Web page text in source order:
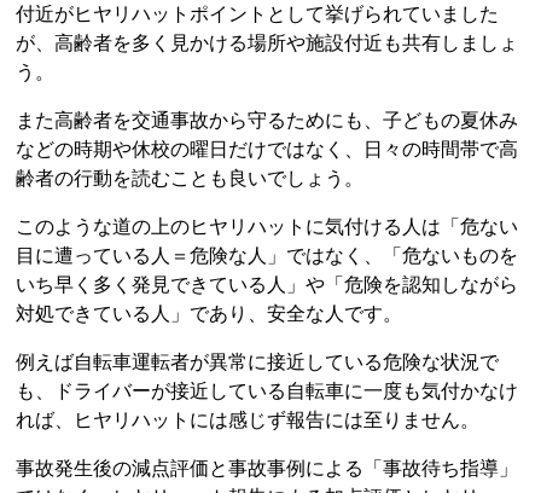
付近がヒヤリハットポイントとして挙げられていました
が、高齢者を多く見かける場所や施設付近も共有しましょ
う。
また高齢者を交通事故から守るためにも、子どもの夏休み
などの時期や休校の曜日だけではなく、日々の時間帯で高
齢者の行動を読むことも良いでしょう。
このような道の上のヒヤリハットに気付ける人は「危ない
目に遭っている人＝危険な人」ではなく、「危ないものを
いち早く多く発見できている人」や「危険を認知しながら
対処できている人」であり、安全な人です。
例えば自転車運転者が異常に接近している危険な状況で
も、ドライバーが接近している自転車に一度も気付かなけ
れば、ヒヤリハットには感じず報告には至りません。
事故発生後の減点評価と事故事例による「事故待ち指導」